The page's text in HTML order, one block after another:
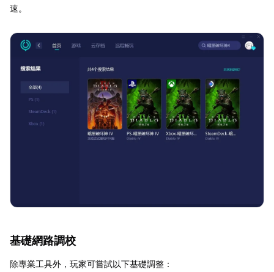
速。
基礎網路調校
除專業工具外，玩家可嘗試以下基礎調整：